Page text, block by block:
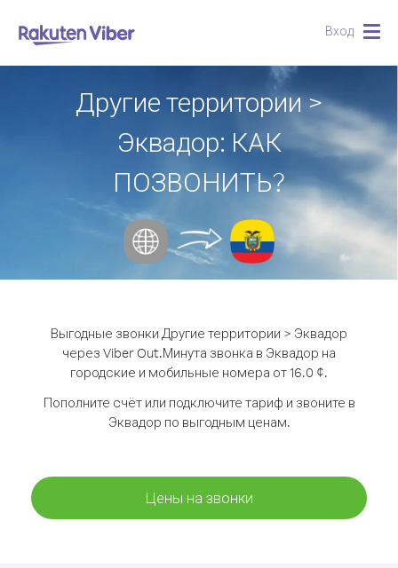
Вход
Другие территории >
Эквадор: КАК
ПОЗВОНИТЬ?
Выгодные звонки Другие территории > Эквадор
через Viber Out.Минута звонка в Эквадор на
городские и мобильные номера от 16.0 ¢.
Пополните счёт или подключите тариф и звоните в
Эквадор по выгодным ценам.
Цены на звонки